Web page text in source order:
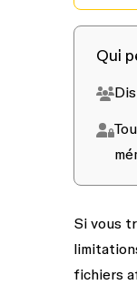
Qui
Si vous
fichiers